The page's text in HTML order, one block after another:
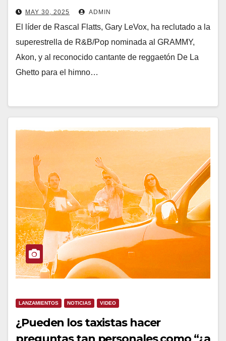
por Gary LeVox , @akon y De La
Ghetto
MAY 30, 2025 ADMIN
El líder de Rascal Flatts, Gary LeVox, ha reclutado a la
superestrella de R&B/Pop nominada al GRAMMY,
Akon, y al reconocido cantante de reggaetón De La
Ghetto para el himno…
LANZAMIENTOS NOTICIAS VIDEO
¿Pueden los taxistas hacer